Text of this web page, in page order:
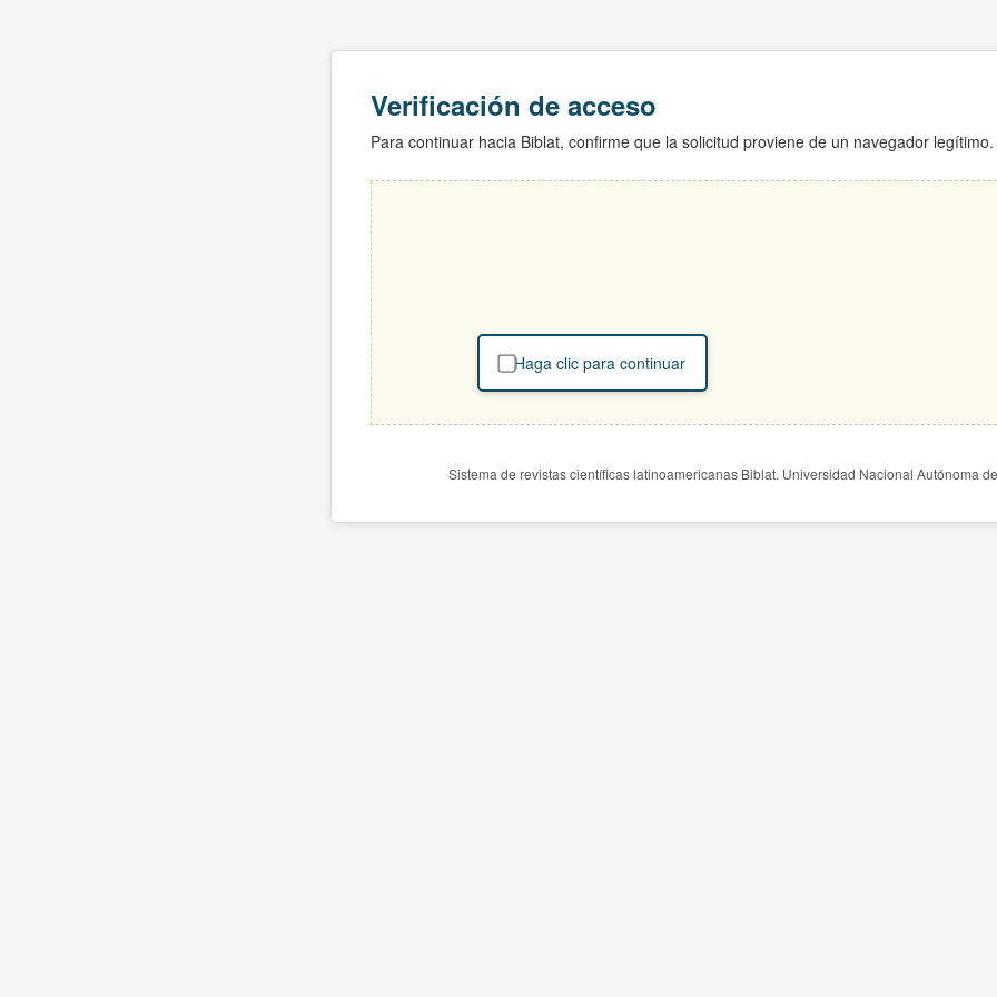
Verificación de acceso
Para continuar hacia Biblat, confirme que la solicitud proviene de un navegador legítimo.
Haga clic para continuar
Sistema de revistas científicas latinoamericanas Biblat. Universidad Nacional Autónoma